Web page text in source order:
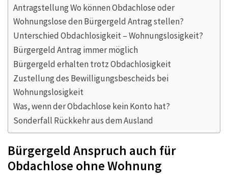
Antragstellung Wo können Obdachlose oder
Wohnungslose den Bürgergeld Antrag stellen?
Unterschied Obdachlosigkeit – Wohnungslosigkeit?
Bürgergeld Antrag immer möglich
Bürgergeld erhalten trotz Obdachlosigkeit
Zustellung des Bewilligungsbescheids bei
Wohnungslosigkeit
Was, wenn der Obdachlose kein Konto hat?
Sonderfall Rückkehr aus dem Ausland
Bürgergeld Anspruch auch für
Obdachlose ohne Wohnung